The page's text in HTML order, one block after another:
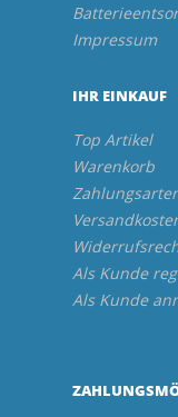
Impressum
IHR EINKAUF
Top Artikel
Warenkorb
Als Kunde
Als Kunde